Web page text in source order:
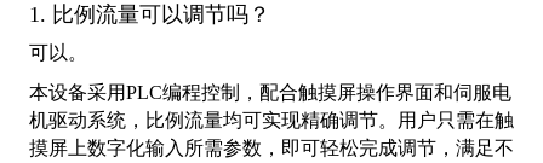
1. 比例流量可以调节吗？
可以。
本设备采用PLC编程控制，配合触摸屏操作界面和伺服电
机驱动系统，比例流量均可实现精确调节。用户只需在触
摸屏上数字化输入所需参数，即可轻松完成调节，满足不